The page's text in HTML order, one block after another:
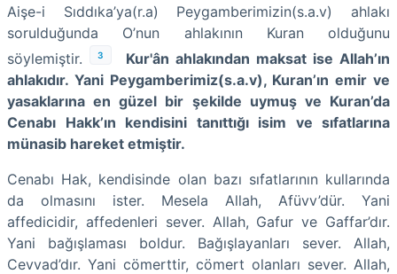
Aişe-i Sıddıka’ya(r.a) Peygamberimizin(s.a.v) ahlakı
sorulduğunda O’nun ahlakının Kuran olduğunu
söylemiştir.
3
Kur'ân ahlakından maksat ise Allah’ın
ahlakıdır. Yani Peygamberimiz(s.a.v), Kuran’ın emir ve
yasaklarına en güzel bir şekilde uymuş ve Kuran’da
Cenabı Hakk’ın kendisini tanıttığı isim ve sıfatlarına
münasib hareket etmiştir.
Cenabı Hak, kendisinde olan bazı sıfatlarının kullarında
da olmasını ister. Mesela Allah, Afüvv’dür. Yani
affedicidir, affedenleri sever. Allah, Gafur ve Gaffar’dır.
Yani bağışlaması boldur. Bağışlayanları sever. Allah,
Cevvad’dır. Yani cömerttir, cömert olanları sever. Allah,